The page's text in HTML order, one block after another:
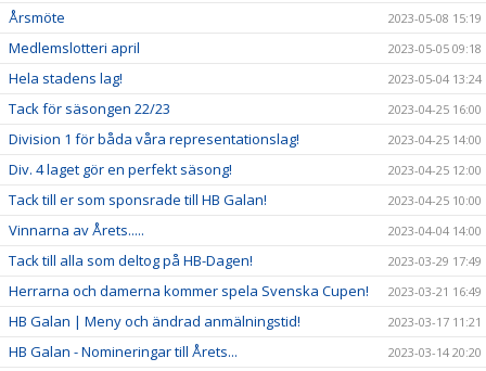
Årsmöte 2023-05-08 15:19
Medlemslotteri april 2023-05-05 09:18
Hela stadens lag! 2023-05-04 13:24
Tack för säsongen 22/23 2023-04-25 16:00
Division 1 för båda våra representationslag! 2023-04-25 14:00
Div. 4 laget gör en perfekt säsong! 2023-04-25 12:00
Tack till er som sponsrade till HB Galan! 2023-04-25 10:00
Vinnarna av Årets..... 2023-04-04 14:00
Tack till alla som deltog på HB-Dagen! 2023-03-29 17:49
Herrarna och damerna kommer spela Svenska Cupen! 2023-03-21 16:49
HB Galan | Meny och ändrad anmälningstid! 2023-03-17 11:21
HB Galan - Nomineringar till Årets... 2023-03-14 20:20